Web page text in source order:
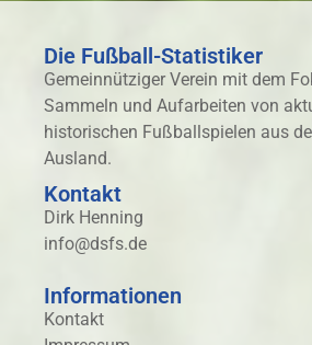
Die Fußball-Statistiker
Gemeinnütziger Verein mit dem
Sammeln und Aufarbeiten von
historischen Fußballspielen aus
Ausland.
Kontakt
Dirk Henning
info@dsfs.de
Informationen
Kontakt